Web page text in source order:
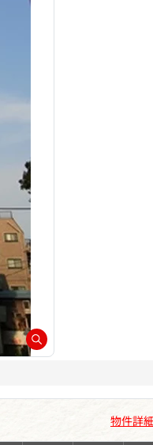
物件詳細